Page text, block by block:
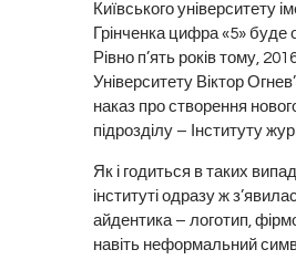
Київського університету
Грінченка цифра «5» буде
Рівно п’ять років тому,
Університету Віктор
наказ про створення
підрозділу – Інституту
Як і годиться в таких
інституті одразу ж
айдентика – логотип,
навіть неформальний